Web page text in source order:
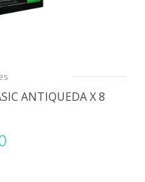
ANTIQUEDA X 8